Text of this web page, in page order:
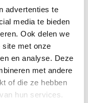
advertenties te
media te bieden
Ook delen we
site met onze
en analyse. Deze
met andere
of die ze hebben
hun services.
start functie kunt u
dat u goed
erin, het gekozen
gedraaid,
en intensief-programma